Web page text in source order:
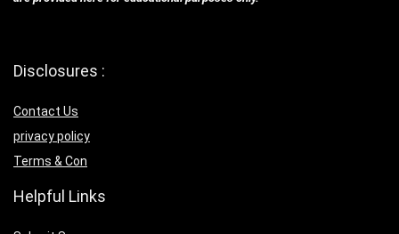
Disclosures :
Contact Us
privacy policy
Terms & Con
Helpful Links